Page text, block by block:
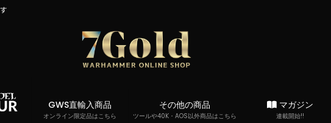
GWS直輸入商品
オンライン限定品はこちら
その他の商品
ツールや40K・AOS以外商品はこちら
マガジン
連載開始!!